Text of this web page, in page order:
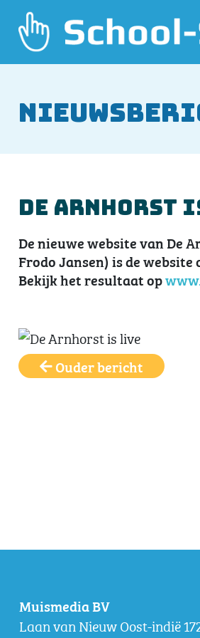
De Arnhorst
De nieuwe website van De
Frodo Jansen) is de
Bekijk het resultaat op
Ouder bericht
Muismedia BV
Laan van Nieuw Oost-indië